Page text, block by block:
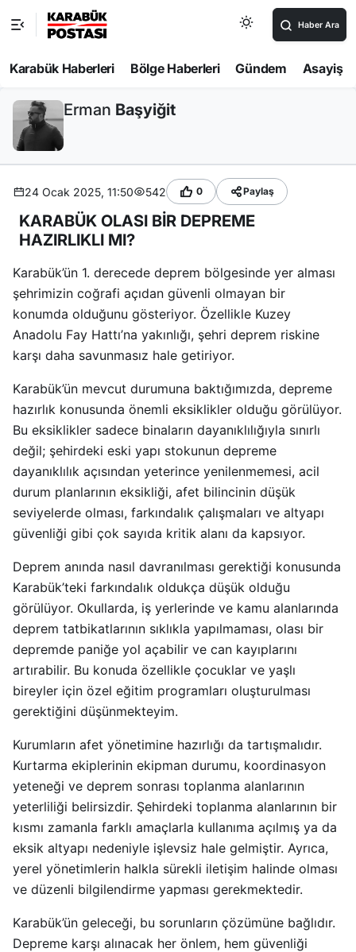
Haber Ara
Karabük Haberleri Bölge Haberleri Gündem Asayiş
Erman Başyiğit
24 Ocak 2025, 11:50 542 0 Paylaş
KARABÜK OLASI BİR DEPREME
HAZIRLIKLI MI?
Karabük’ün 1. derecede deprem bölgesinde yer alması
şehrimizin coğrafi açıdan güvenli olmayan bir
konumda olduğunu gösteriyor. Özellikle Kuzey
Anadolu Fay Hattı’na yakınlığı, şehri deprem riskine
karşı daha savunmasız hale getiriyor.
Karabük’ün mevcut durumuna baktığımızda, depreme
hazırlık konusunda önemli eksiklikler olduğu görülüyor.
Bu eksiklikler sadece binaların dayanıklılığıyla sınırlı
değil; şehirdeki eski yapı stokunun depreme
dayanıklılık açısından yeterince yenilenmemesi, acil
durum planlarının eksikliği, afet bilincinin düşük
seviyelerde olması, farkındalık çalışmaları ve altyapı
güvenliği gibi çok sayıda kritik alanı da kapsıyor.
Deprem anında nasıl davranılması gerektiği konusunda
Karabük’teki farkındalık oldukça düşük olduğu
görülüyor. Okullarda, iş yerlerinde ve kamu alanlarında
deprem tatbikatlarının sıklıkla yapılmaması, olası bir
depremde paniğe yol açabilir ve can kayıplarını
artırabilir. Bu konuda özellikle çocuklar ve yaşlı
bireyler için özel eğitim programları oluşturulması
gerektiğini düşünmekteyim.
Kurumların afet yönetimine hazırlığı da tartışmalıdır.
Kurtarma ekiplerinin ekipman durumu, koordinasyon
yeteneği ve deprem sonrası toplanma alanlarının
yeterliliği belirsizdir. Şehirdeki toplanma alanlarının bir
kısmı zamanla farklı amaçlarla kullanıma açılmış ya da
eksik altyapı nedeniyle işlevsiz hale gelmiştir. Ayrıca,
yerel yönetimlerin halkla sürekli iletişim halinde olması
ve düzenli bilgilendirme yapması gerekmektedir.
Karabük’ün geleceği, bu sorunların çözümüne bağlıdır.
Depreme karşı alınacak her önlem, hem güvenliği